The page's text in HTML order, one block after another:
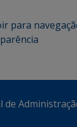
ir para
de